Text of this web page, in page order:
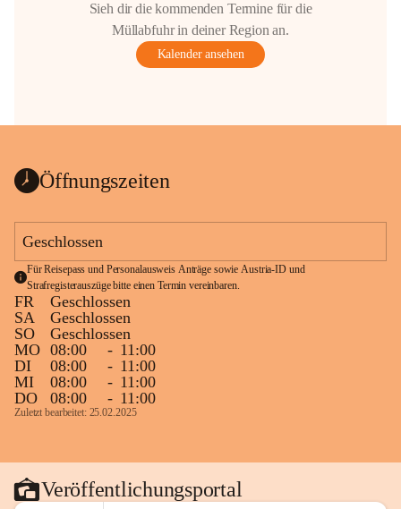
Sieh dir die kommenden Termine für die
Müllabfuhr in deiner Region an.
Kalender ansehen
Öffnungszeiten
Geschlossen
Für Reisepass und Personalausweis Anträge sowie Austria-ID und
Strafregisterauszüge bitte einen Termin vereinbaren.
FR
Geschlossen
SA
Geschlossen
SO
Geschlossen
MO 08:00 - 11:00
DI
08:00 - 11:00
MI
08:00 - 11:00
DO
08:00 - 11:00
Zuletzt bearbeitet: 25.02.2025
Veröffentlichungsportal